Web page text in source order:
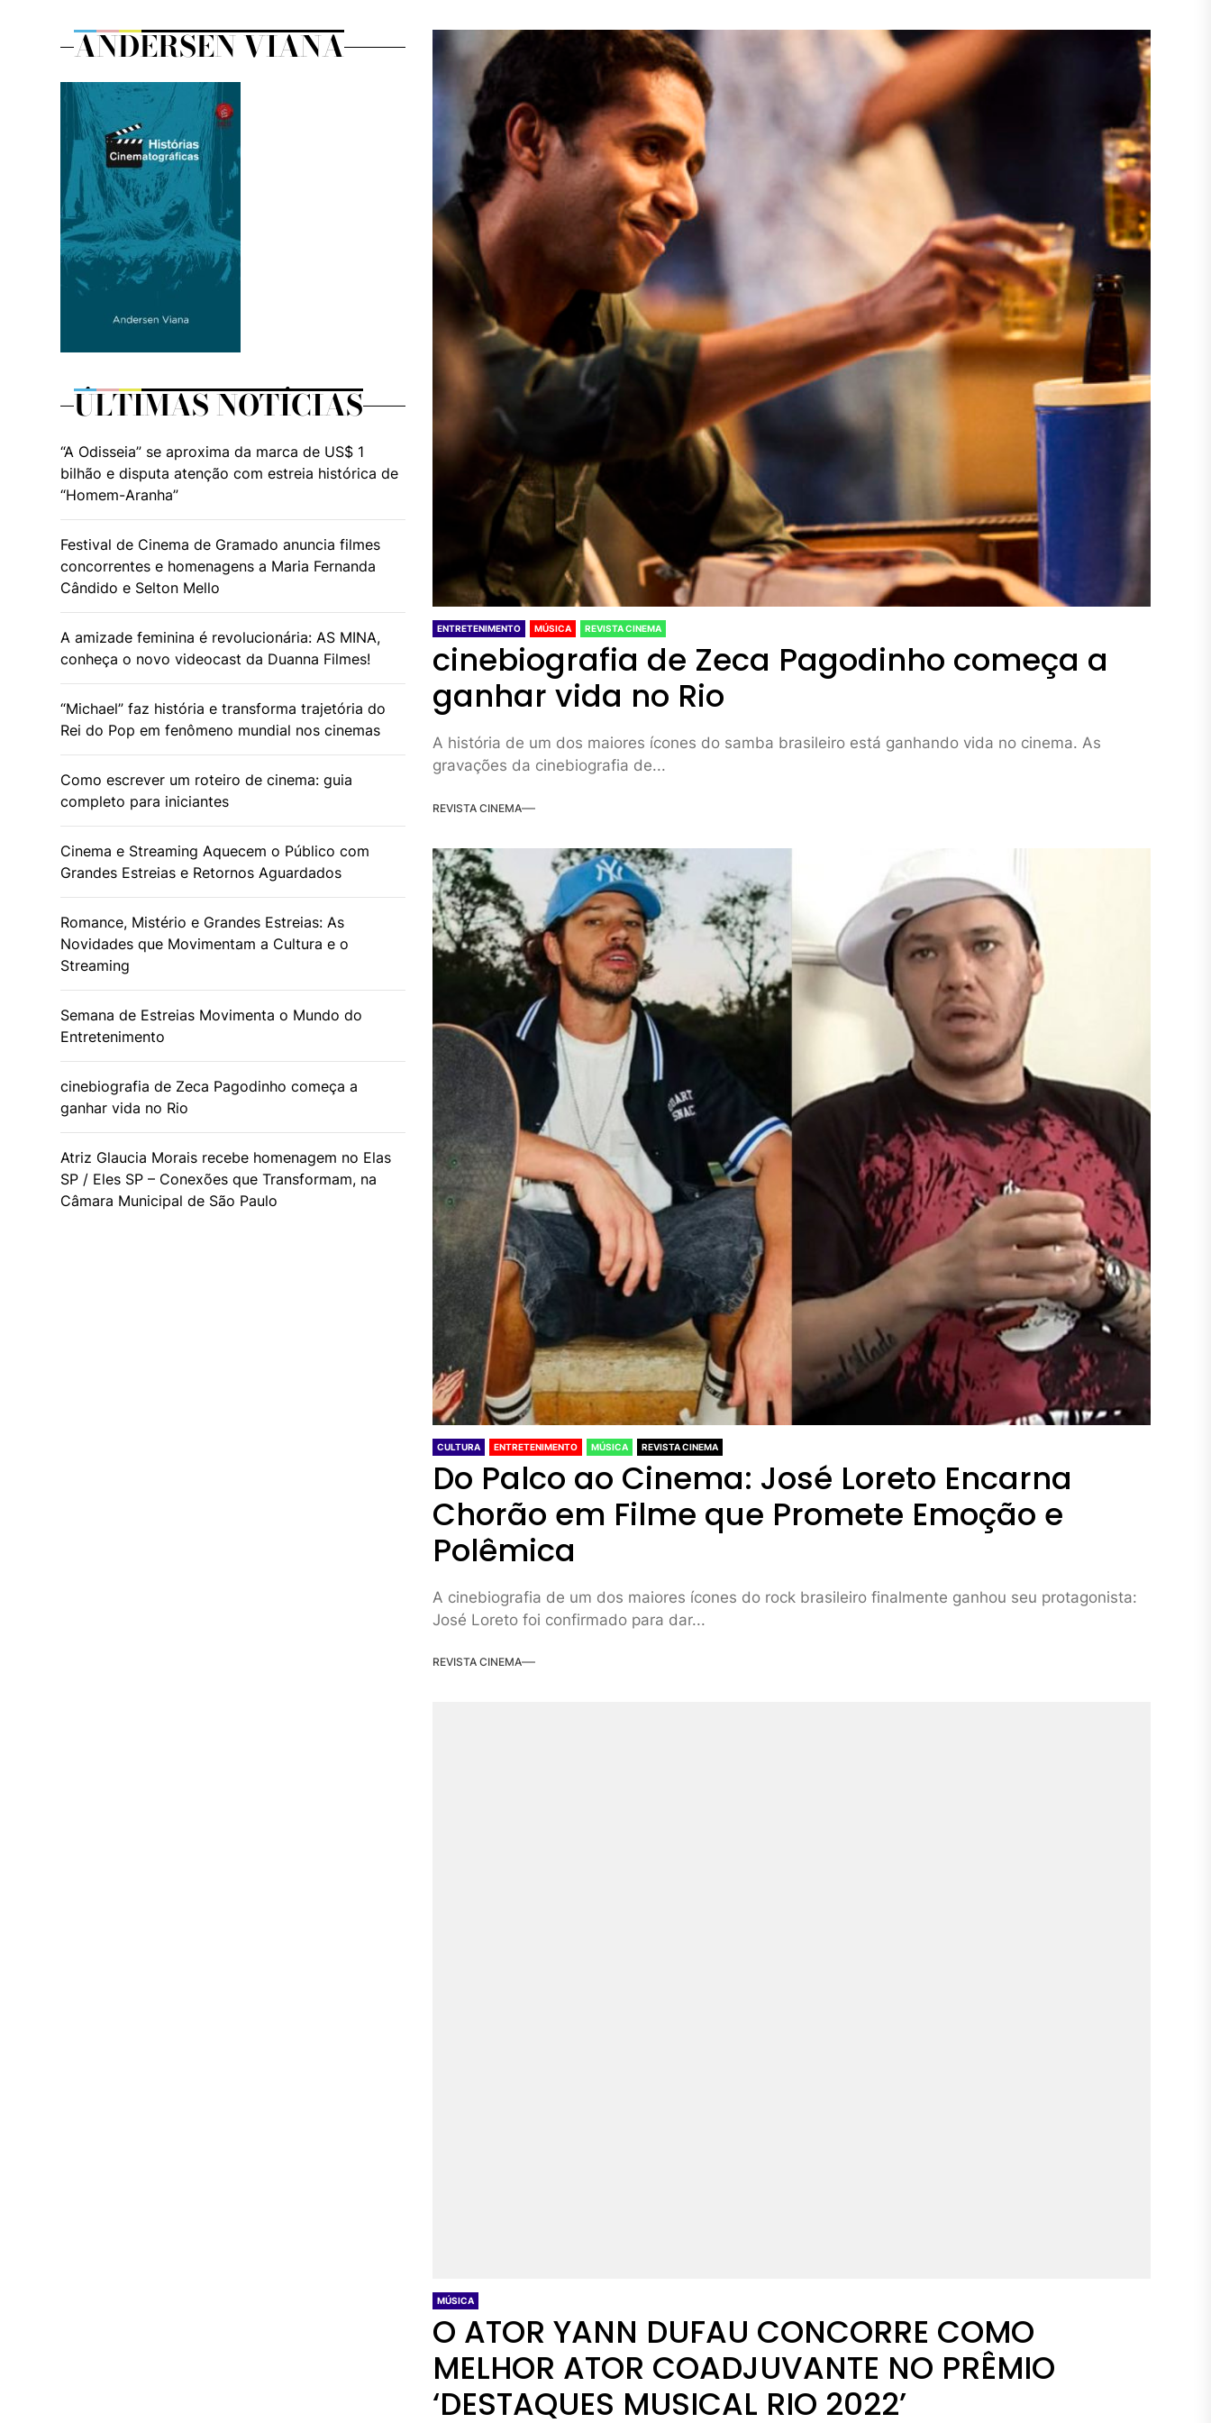
ENTRETENIMENTO MÚSICA REVISTA CINEMA
cinebiografia de Zeca Pagodinho começa a
ganhar vida no Rio
A história de um dos maiores ícones do samba brasileiro está ganhando vida no cinema. As
gravações da cinebiografia de...
REVISTA CINEMA
CULTURA ENTRETENIMENTO MÚSICA REVISTA CINEMA
Do Palco ao Cinema: José Loreto Encarna
Chorão em Filme que Promete Emoção e
Polêmica
A cinebiografia de um dos maiores ícones do rock brasileiro finalmente ganhou seu protagonista:
José Loreto foi confirmado para dar...
REVISTA CINEMA
MÚSICA
O ATOR YANN DUFAU CONCORRE COMO
MELHOR ATOR COADJUVANTE NO PRÊMIO
‘DESTAQUES MUSICAL RIO 2022’
ANDERSEN VIANA
ÚLTIMAS NOTÍCIAS
“A Odisseia” se aproxima da marca de US$ 1
bilhão e disputa atenção com estreia histórica de
“Homem-Aranha”
Festival de Cinema de Gramado anuncia filmes
concorrentes e homenagens a Maria Fernanda
Cândido e Selton Mello
A amizade feminina é revolucionária: AS MINA,
conheça o novo videocast da Duanna Filmes!
“Michael” faz história e transforma trajetória do
Rei do Pop em fenômeno mundial nos cinemas
Como escrever um roteiro de cinema: guia
completo para iniciantes
Cinema e Streaming Aquecem o Público com
Grandes Estreias e Retornos Aguardados
Romance, Mistério e Grandes Estreias: As
Novidades que Movimentam a Cultura e o
Streaming
Semana de Estreias Movimenta o Mundo do
Entretenimento
cinebiografia de Zeca Pagodinho começa a
ganhar vida no Rio
Atriz Glaucia Morais recebe homenagem no Elas
SP / Eles SP – Conexões que Transformam, na
Câmara Municipal de São Paulo